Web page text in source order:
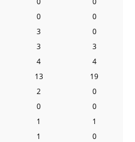
0
0
3
0
3
3
4
4
13
19
2
0
0
0
1
1
1
0